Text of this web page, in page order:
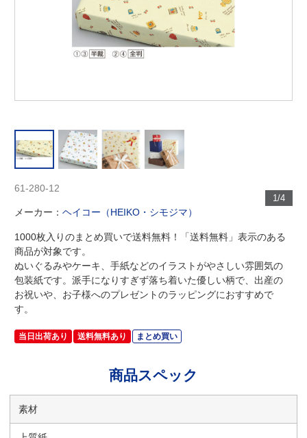
1/4
61-280-12
メーカー：ヘイコー（HEIKO・シモジマ）
1000枚入りのまとめ買いで送料無料！「送料無料」表示のある
商品が対象です。
ぬいぐるみやケーキ、手紙などのイラストがやさしい雰囲気の
包装紙です。派手になりすぎず落ち着いた優しい柄で、出産の
お祝いや、お子様へのプレゼントのラッピングにおすすめで
す。
当日出荷あり 送料無料あり まとめ買い
商品スペック
素材